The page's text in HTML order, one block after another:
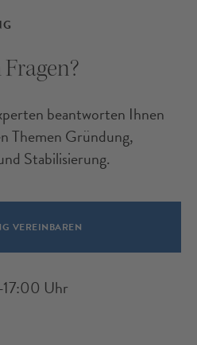
beantworten Ihnen
Themen Gründung,
Stabilisierung.
VEREINBAREN
Uhr